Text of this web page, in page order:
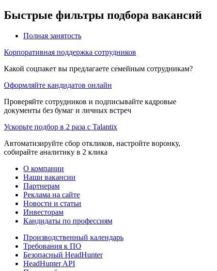
Быстрые фильтры подбора вакансий
Полная занятость
Корпоративная поддержка сотрудников
Какой соцпакет вы предлагаете семейным сотрудникам?
Оформляйте кандидатов онлайн
Проверяйте сотрудников и подписывайте кадровые
документы без бумаг и личных встреч
Ускорьте подбор в 2 раза с Talantix
Автоматизируйте сбор откликов, настройте воронку,
собирайте аналитику в 2 клика
О компании
Наши вакансии
Партнерам
Реклама на сайте
Новости и статьи
Инвесторам
Кандидаты по профессиям
Производственный календарь
Требования к ПО
Безопасный HeadHunter
HeadHunter API